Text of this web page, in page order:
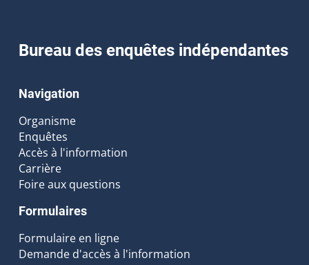
Bureau des enquêtes indépendantes
Navigation
Organisme
Enquêtes
Accès à l'information
Carrière
Foire aux questions
Formulaires
Formulaire en ligne
Demande d'accès à l'information